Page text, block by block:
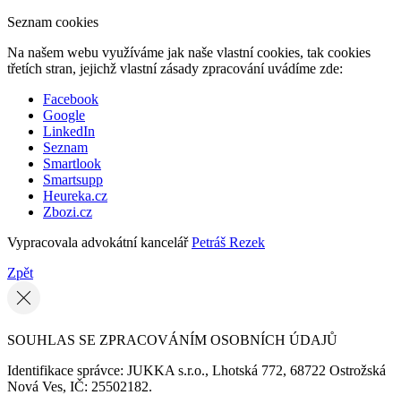
Seznam cookies
Na našem webu využíváme jak naše vlastní cookies, tak cookies
třetích stran, jejichž vlastní zásady zpracování uvádíme zde:
Facebook
Google
LinkedIn
Seznam
Smartlook
Smartsupp
Heureka.cz
Zbozi.cz
Vypracovala advokátní kancelářPetráš Rezek
Zpět
SOUHLAS SE ZPRACOVÁNÍM OSOBNÍCH ÚDAJŮ
Identifikace správce: JUKKA s.r.o., Lhotská 772, 68722 Ostrožská
Nová Ves, IČ: 25502182.